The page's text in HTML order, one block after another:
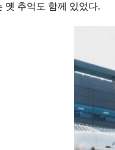
옛 추억도 함께 있었다.